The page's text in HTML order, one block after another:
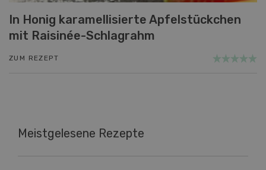
In Honig karamellisierte Apfelstückchen
mit Raisinée-Schlagrahm
ZUM REZEPT
Meistgelesene Rezepte